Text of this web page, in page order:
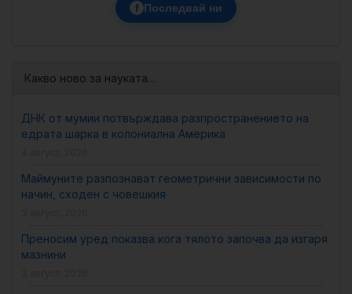
f Последвай ни
Какво ново за науката…
ДНК от мумии потвърждава разпространението на
едрата шарка в колониална Америка
Маймуните разпознават геометрични зависимости по
начин, сходен с човешкия
Преносим уред показва кога тялото започва да изгаря
мазнини